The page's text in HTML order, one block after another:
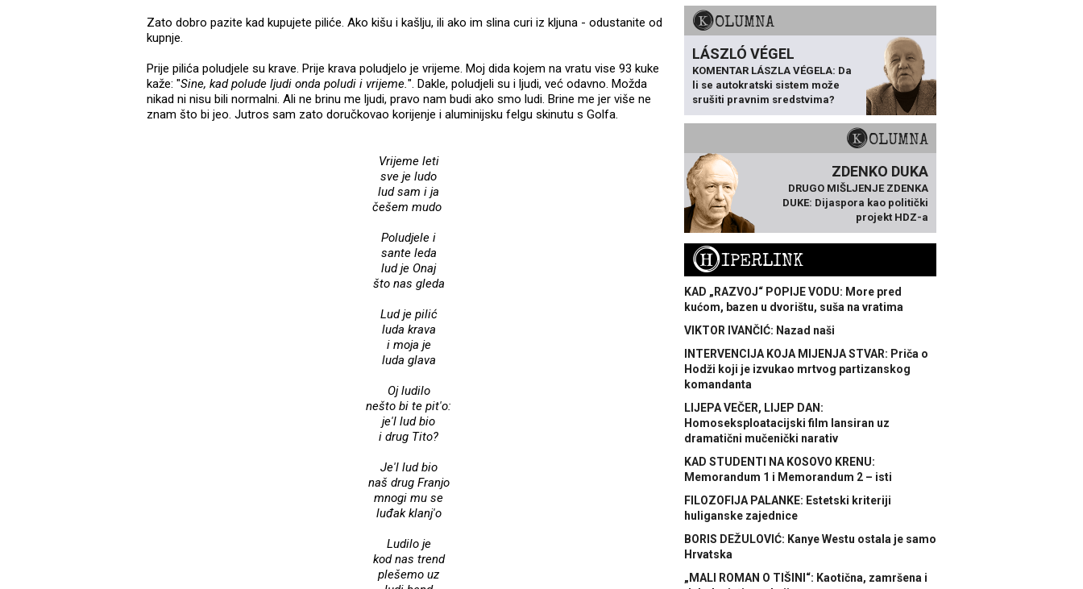
Zato dobro pazite kad kupujete piliće. Ako kišu i kašlju, ili ako im slina curi iz kljuna - odustanite od
kupnje.
Prije pilića poludjele su krave. Prije krava poludjelo je vrijeme. Moj dida kojem na vratu vise 93 kuke
kaže: "Sine, kad polude ljudi onda poludi i vrijeme.". Dakle, poludjeli su i ljudi, već odavno. Možda
nikad ni nisu bili normalni. Ali ne brinu me ljudi, pravo nam budi ako smo ludi. Brine me jer više ne
znam što bi jeo. Jutros sam zato doručkovao korijenje i aluminijsku felgu skinutu s Golfa.
Vrijeme leti
sve je ludo
lud sam i ja
češem mudo
Poludjele i
sante leda
lud je Onaj
što nas gleda
Lud je pilić
luda krava
i moja je
luda glava
Oj ludilo
nešto bi te pit'o:
je'l lud bio
i drug Tito?
Je'l lud bio
naš drug Franjo
mnogi mu se
luđak klanj'o
Ludilo je
kod nas trend
plešemo uz
KOLUMNA
LÁSZLÓ VÉGEL
KOMENTAR LÁSZLA VÉGELA: Da
li se autokratski sistem može
srušiti pravnim sredstvima?
KOLUMNA
ZDENKO DUKA
DRUGO MIŠLJENJE ZDENKA
DUKE: Dijaspora kao politički
projekt HDZ-a
HIPERLINK
KAD „RAZVOJ“ POPIJE VODU: More pred
kućom, bazen u dvorištu, suša na vratima
VIKTOR IVANČIĆ: Nazad naši
INTERVENCIJA KOJA MIJENJA STVAR: Priča o
Hodži koji je izvukao mrtvog partizanskog
komandanta
LIJEPA VEČER, LIJEP DAN:
Homoseksploatacijski film lansiran uz
dramatični mučenički narativ
KAD STUDENTI NA KOSOVO KRENU:
Memorandum 1 i Memorandum 2 – isti
FILOZOFIJA PALANKE: Estetski kriteriji
huliganske zajednice
BORIS DEŽULOVIĆ: Kanye Westu ostala je samo
Hrvatska
„MALI ROMAN O TIŠINI“: Kaotična, zamršena i